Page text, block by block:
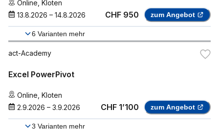
Online Kloten
13.8.2026 – 14.8.2026 CHF 950 zum Angebot
6 Varianten mehr
act-Academy
Excel PowerPivot
Online Kloten
2.9.2026 – 3.9.2026 CHF 1’100 zum Angebot
3 Varianten mehr